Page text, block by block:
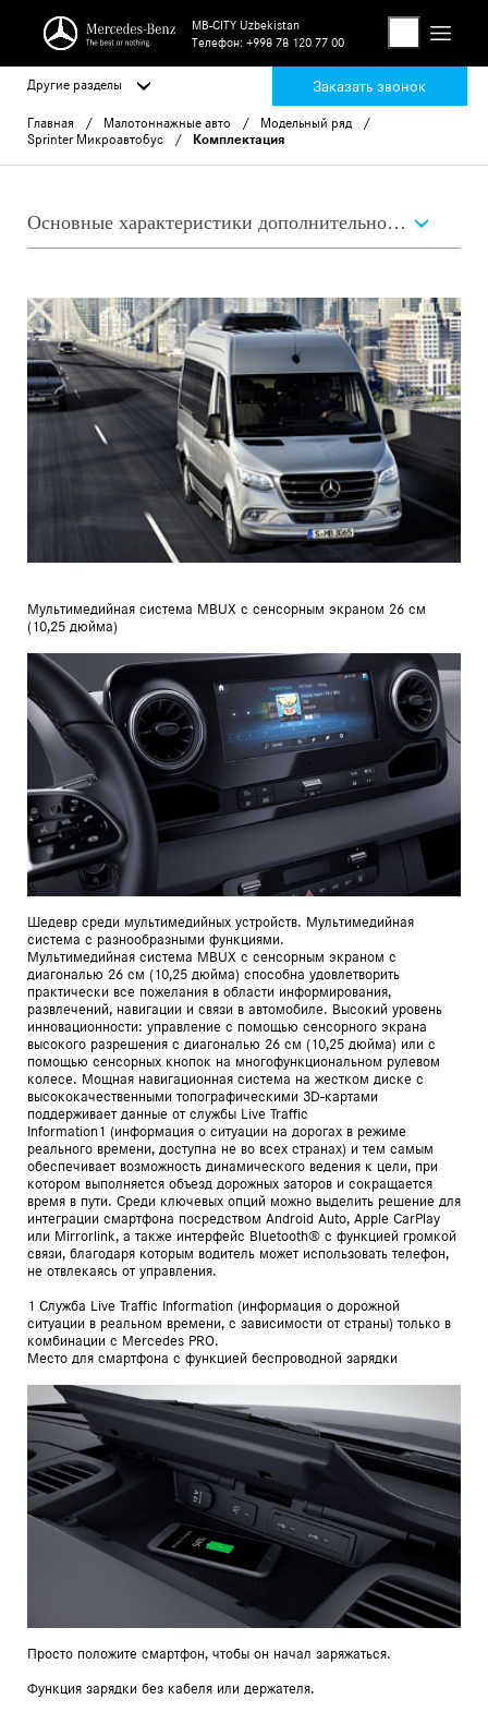
MB-CITY Uzbekistan
Телефон: +998 78 120 77 00
Другие разделы Заказать звонок
Главная Малотоннажные авто
Модельный ряд
Sprinter Микроавтобус
Комплектация
Основные характеристики дополнительного оснащения
Мультимедийная система MBUX с сенсорным экраном 26 см
(10,25 дюйма)
Шедевр среди мультимедийных устройств. Мультимедийная
система с разнообразными функциями.
Мультимедийная система MBUX с сенсорным экраном с
диагональю 26 см (10,25 дюйма) способна удовлетворить
практически все пожелания в области информирования,
развлечений, навигации и связи в автомобиле. Высокий уровень
инновационности: управление с помощью сенсорного экрана
высокого разрешения с диагональю 26 см (10,25 дюйма) или с
помощью сенсорных кнопок на многофункциональном рулевом
колесе. Мощная навигационная система на жестком диске с
высококачественными топографическими 3D-картами
поддерживает данные от службы Live Traffic
Information1 (информация о ситуации на дорогах в режиме
реального времени, доступна не во всех странах) и тем самым
обеспечивает возможность динамического ведения к цели, при
котором выполняется объезд дорожных заторов и сокращается
время в пути. Среди ключевых опций можно выделить решение для
интеграции смартфона посредством Android Auto, Apple CarPlay
или Mirrorlink, а также интерфейс Bluetooth® с функцией громкой
связи, благодаря которым водитель может использовать телефон,
не отвлекаясь от управления.
1 Служба Live Traffic Information (информация о дорожной
ситуации в реальном времени, с зависимости от страны) только в
комбинации с Mercedes PRO.
Место для смартфона с функцией беспроводной зарядки
Просто положите смартфон, чтобы он начал заряжаться.
Функция зарядки без кабеля или держателя.